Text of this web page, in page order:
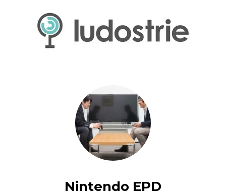
Nintendo EPD